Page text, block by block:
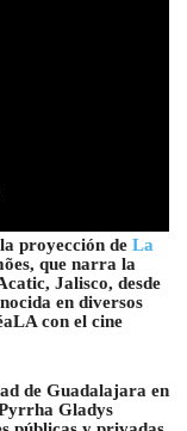
proyección de La
que narra la
Jalisco, desde
en diversos
con el cine
de Guadalajara en
Gladys